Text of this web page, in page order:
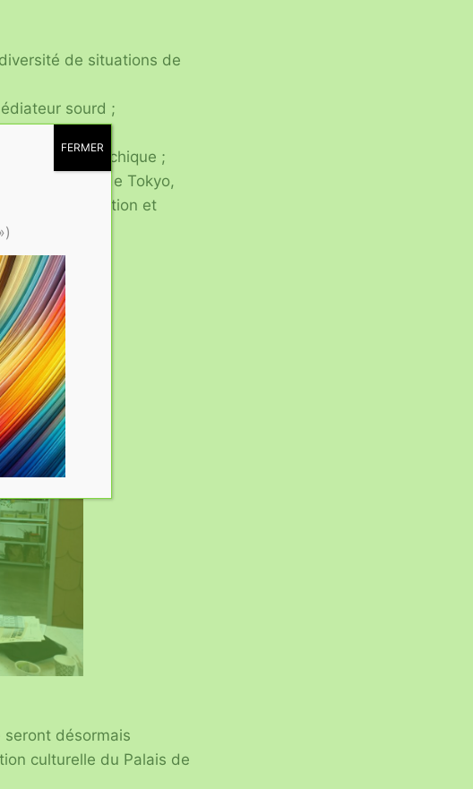
de situations de
sourd ;
;
mental ou psychique ;
du Palais de Tokyo,
son, narration et
sensibles et
seront désormais
culturelle du Palais de
FERMER